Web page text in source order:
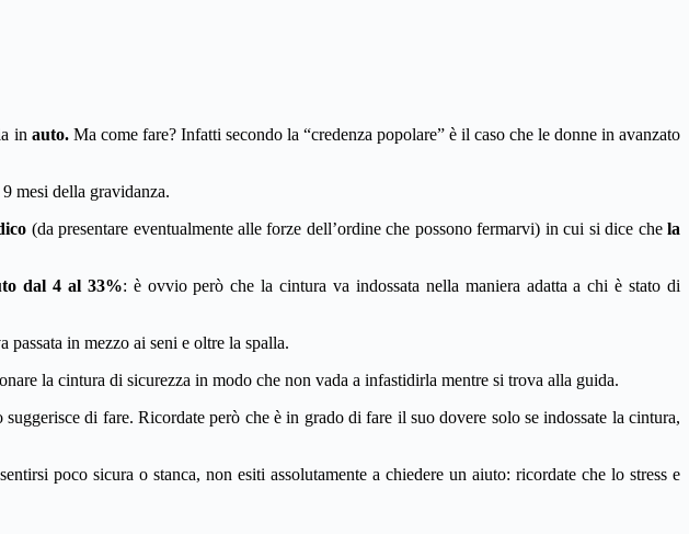
in auto.Ma come fare? Infatti secondo la “credenza popolare” è il caso che le donne in avanzato
mesi della gravidanza.
(da presentare eventualmente alle forze dell’ordine che possono fermarvi) in cui si dice chela
dal 4 al 33%: è ovvio però che la cintura va indossata nella maniera adatta a chi è stato di
passata in mezzo ai seni e oltre la spalla.
la cintura di sicurezza in modo che non vada a infastidirla mentre si trova alla guida.
di fare. Ricordate però che è in grado di fare il suo dovere solo se indossate la cintura,
poco sicura o stanca, non esiti assolutamente a chiedere un aiuto: ricordate che lo stress e